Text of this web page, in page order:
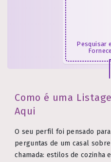
Pesquisar
Como é uma
Aqui
O seu perfil foi pensado
perguntas de um casal
chamada: estilos de cozinha